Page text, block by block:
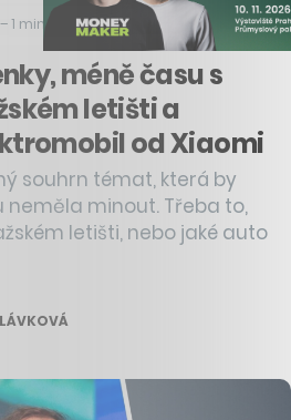
–1 min čtení
méně času s
letišti a
od Xiaomi
souhrn témat, která by
minout. Třeba to,
letišti, nebo jaké auto